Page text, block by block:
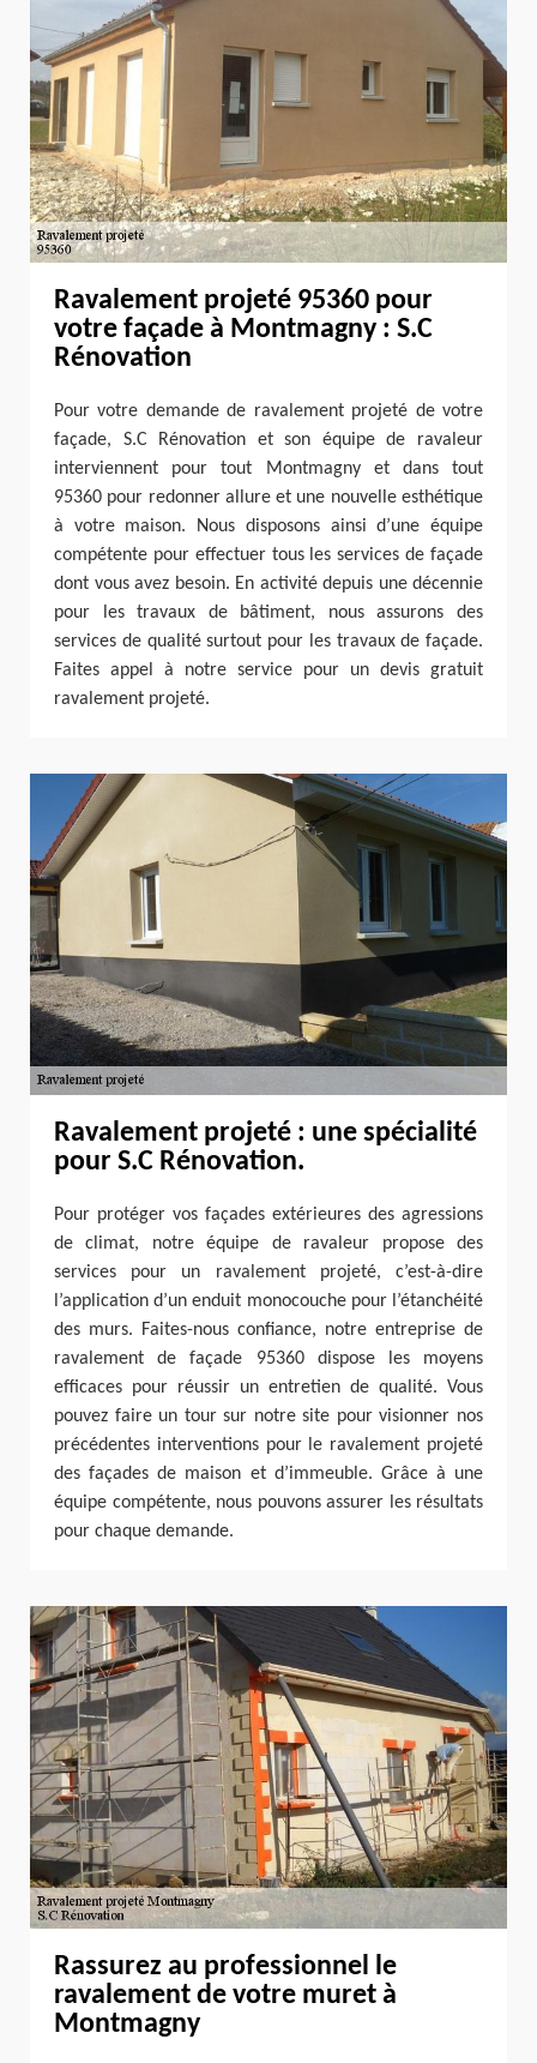
Ravalement projeté 95360 pour
votre façade à Montmagny : S.C
Rénovation
Pour votre demande de ravalement projeté de votre
façade, S.C Rénovation et son équipe de ravaleur
interviennent pour tout Montmagny et dans tout
95360 pour redonner allure et une nouvelle esthétique
à votre maison. Nous disposons ainsi d’une équipe
compétente pour effectuer tous les services de façade
dont vous avez besoin. En activité depuis une décennie
pour les travaux de bâtiment, nous assurons des
services de qualité surtout pour les travaux de façade.
Faites appel à notre service pour un devis gratuit
ravalement projeté.
Ravalement projeté : une spécialité
pour S.C Rénovation.
Pour protéger vos façades extérieures des agressions
de climat, notre équipe de ravaleur propose des
services pour un ravalement projeté, c’est-à-dire
l’application d’un enduit monocouche pour l’étanchéité
des murs. Faites-nous confiance, notre entreprise de
ravalement de façade 95360 dispose les moyens
efficaces pour réussir un entretien de qualité. Vous
pouvez faire un tour sur notre site pour visionner nos
précédentes interventions pour le ravalement projeté
des façades de maison et d’immeuble. Grâce à une
équipe compétente, nous pouvons assurer les résultats
pour chaque demande.
Rassurez au professionnel le
ravalement de votre muret à
Montmagny